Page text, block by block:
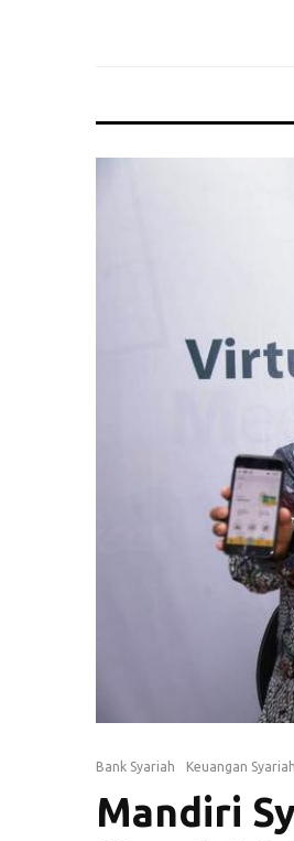
Bank Syariah Keuangan Syariah
Mandiri